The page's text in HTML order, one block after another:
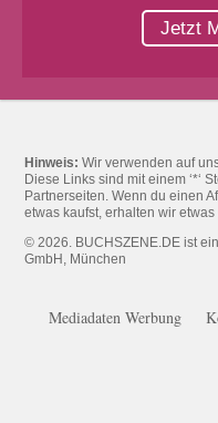
Jetzt
Hinweis: Wir verwenden auf
Diese Links sind mit einem ‘*‘
Partnerseiten. Wenn du einen
etwas kaufst, erhalten wir
© 2026. BUCHSZENE.DE ist
GmbH, München
Mediadaten Werbung